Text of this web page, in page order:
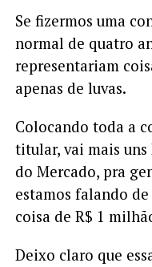
Se fizermos uma
normal de quatro
representariam
apenas de luvas.
Colocando toda a
titular, vai mais uns
do Mercado, pra
estamos falando
coisa de R$ 1
Deixo claro que